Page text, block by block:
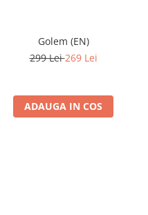
Golem (EN)
299 Lei269 Lei
ADAUGA IN COS